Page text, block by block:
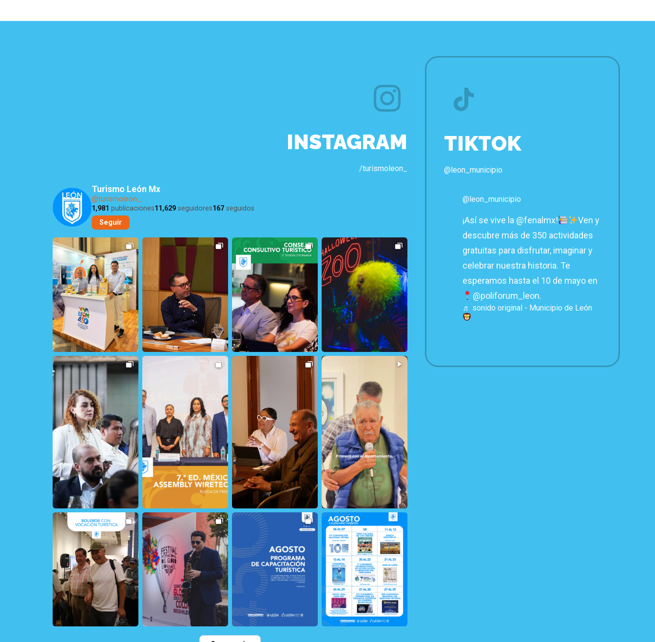
INSTAGRAM
/turismoleon_
Turismo León Mx
@turismoleon_
1,981 publicaciones11,629 seguidores167 seguidos
Seguir
28 0
32 2 21 21
1
TIKTOK
@leon_municipio
@leon_municipio
¡Así se vive la @fenalmx!
Ven y
descubre más de 350 actividades
gratuitas para disfrutar, imaginar y
celebrar nuestra historia. Te
esperamos hasta el 10 de mayo en
@poliforum_leon.
♬ sonido original - Municipio de León